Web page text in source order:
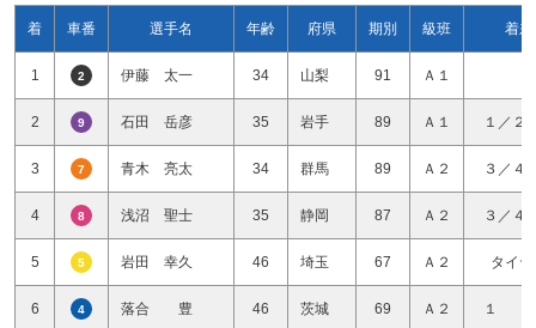
着 車番 選手名 年齢 府県 期別 級班 着差
1 2 伊藤 太一 34 山梨 91 Ａ１
2 9 石田 岳彦 35 岩手 89 Ａ１ １／２
3 7 青木 亮太 34 群馬 89 Ａ２ ３／４
4 8 浅沼 聖士 35 静岡 87 Ａ２ ３／４
5 5 岩田 幸久 46 埼玉 67 Ａ２ タイ
6 4 落合 豊 46 茨城 69 Ａ２ １